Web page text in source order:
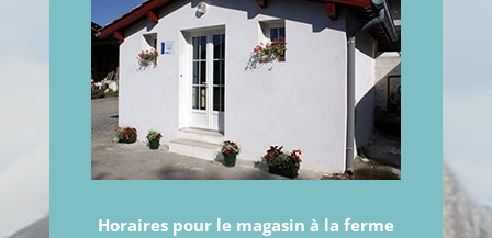
Horaires pour le magasin à la ferme